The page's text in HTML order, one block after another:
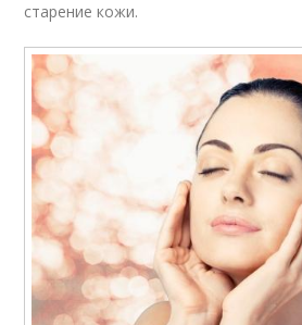
старение кожи.